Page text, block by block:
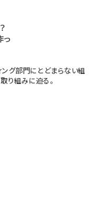
っ
ング部門にとどまらない組
り組みに迫る。